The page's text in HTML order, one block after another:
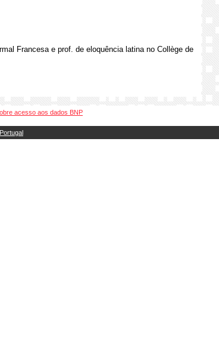
Francesa e prof. de eloquência latina no Collège de
acesso aos dados BNP